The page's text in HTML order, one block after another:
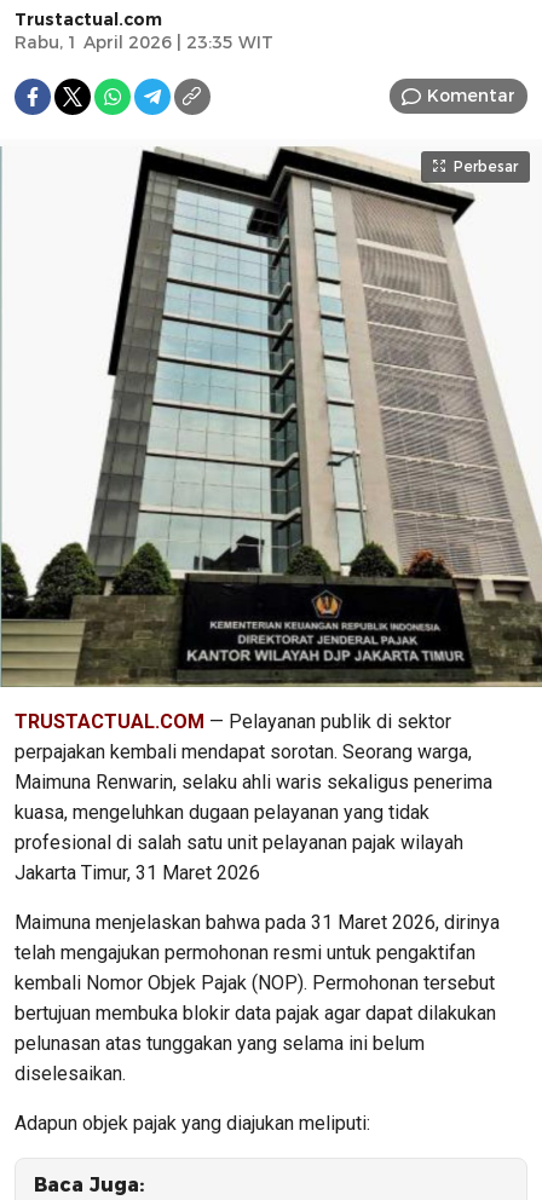
Trustactual.com
Rabu, 1 April 2026 | 23:35 WIT
Komentar
Perbesar
TRUSTACTUAL.COM — Pelayanan publik di sektor
perpajakan kembali mendapat sorotan. Seorang warga,
Maimuna Renwarin, selaku ahli waris sekaligus penerima
kuasa, mengeluhkan dugaan pelayanan yang tidak
profesional di salah satu unit pelayanan pajak wilayah
Jakarta Timur, 31 Maret 2026
Maimuna menjelaskan bahwa pada 31 Maret 2026, dirinya
telah mengajukan permohonan resmi untuk pengaktifan
kembali Nomor Objek Pajak (NOP). Permohonan tersebut
bertujuan membuka blokir data pajak agar dapat dilakukan
pelunasan atas tunggakan yang selama ini belum
diselesaikan.
Adapun objek pajak yang diajukan meliputi:
Baca Juga: